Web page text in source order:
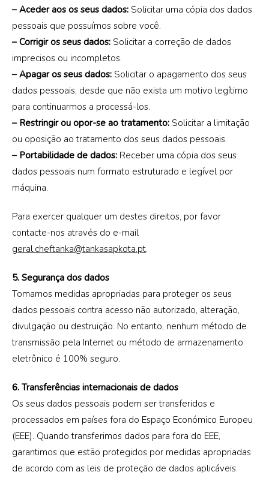
– Aceder aos os seus dados: Solicitar uma cópia dos dados
pessoais que possuímos sobre você.
– Corrigir os seus dados: Solicitar a correção de dados
imprecisos ou incompletos.
– Apagar os seus dados: Solicitar o apagamento dos seus
dados pessoais, desde que não exista um motivo legítimo
para continuarmos a processá-los.
– Restringir ou opor-se ao tratamento: Solicitar a limitação
ou oposição ao tratamento dos seus dados pessoais.
– Portabilidade de dados: Receber uma cópia dos seus
dados pessoais num formato estruturado e legível por
máquina.
Para exercer qualquer um destes direitos, por favor
contacte-nos através do e-mail
geral.cheftanka@tankasapkota.pt.
5. Segurança dos dados
Tomamos medidas apropriadas para proteger os seus
dados pessoais contra acesso não autorizado, alteração,
divulgação ou destruição. No entanto, nenhum método de
transmissão pela Internet ou método de armazenamento
eletrônico é 100% seguro.
6. Transferências internacionais de dados
Os seus dados pessoais podem ser transferidos e
processados em países fora do Espaço Económico Europeu
(EEE). Quando transferimos dados para fora do EEE,
garantimos que estão protegidos por medidas apropriadas
de acordo com as leis de proteção de dados aplicáveis.